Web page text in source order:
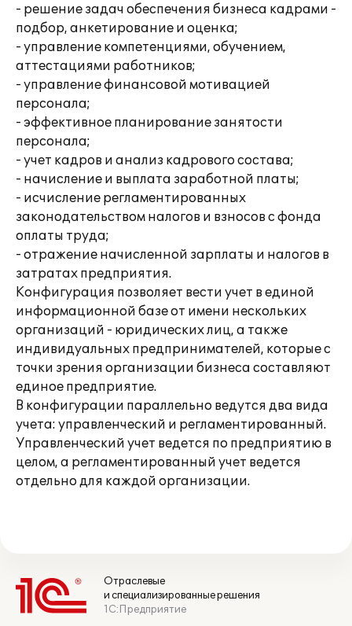
- решение задач обеспечения бизнеса кадрами -
подбор, анкетирование и оценка;
- управление компетенциями, обучением,
аттестациями работников;
- управление финансовой мотивацией
персонала;
- эффективное планирование занятости
персонала;
- учет кадров и анализ кадрового состава;
- начисление и выплата заработной платы;
- исчисление регламентированных
законодательством налогов и взносов с фонда
оплаты труда;
- отражение начисленной зарплаты и налогов в
затратах предприятия.
Конфигурация позволяет вести учет в единой
информационной базе от имени нескольких
организаций - юридических лиц, а также
индивидуальных предпринимателей, которые с
точки зрения организации бизнеса составляют
единое предприятие.
В конфигурации параллельно ведутся два вида
учета: управленческий и регламентированный.
Управленческий учет ведется по предприятию в
целом, а регламентированный учет ведется
отдельно для каждой организации.
Отраслевые
и специализированные решения
1С:Предприятие